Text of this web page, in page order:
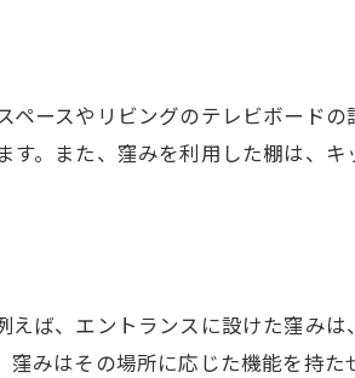
ニッチがもたらす建築トレンド
ニッチがもたらす新築の後悔とは
新築でのニッチ設置のポイント
新築時にニッチを取り入れる際
ースやリビングのテレビボード
。また、窪みを利用した棚は、
ば、エントランスに設けた窪み
みはその場所に応じた機能を持た